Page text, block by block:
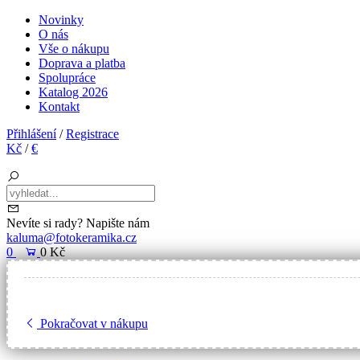
Novinky
O nás
Vše o nákupu
Doprava a platba
Spolupráce
Katalog 2026
Kontakt
Přihlášení/Registrace
Kč / €
Nevíte si rady? Napište nám
kaluma@fotokeramika.cz
0
0 Kč
Pokračovat v nákupu